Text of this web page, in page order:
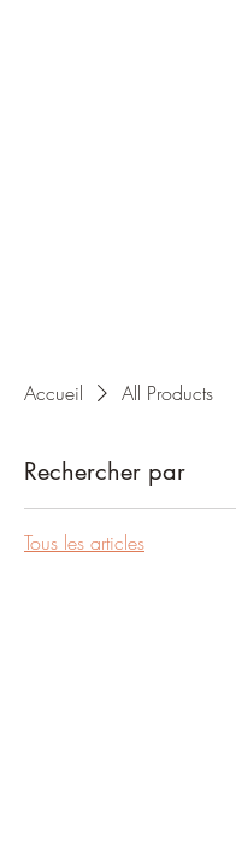
Accueil All Products
Rechercher par
Tous les articles